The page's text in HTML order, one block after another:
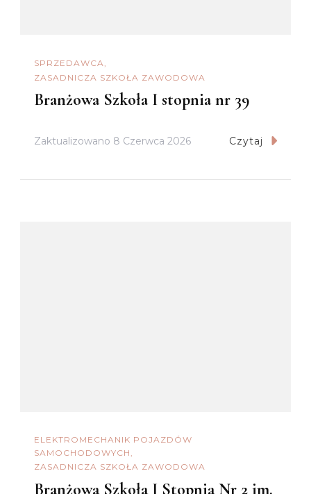
SPRZEDAWCA
ZASADNICZA SZKOŁA ZAWODOWA
Branżowa Szkoła I stopnia nr 39
Zaktualizowano 8 Czerwca 2026 Czytaj
ELEKTROMECHANIK POJAZDÓW
SAMOCHODOWYCH
ZASADNICZA SZKOŁA ZAWODOWA
Branżowa Szkoła I Stopnia Nr 2 im.